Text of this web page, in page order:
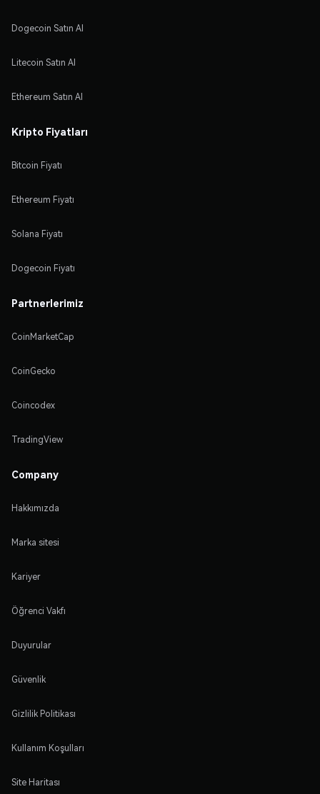
Dogecoin Satın Al
Litecoin Satın Al
Ethereum Satın Al
Kripto Fiyatları
Bitcoin Fiyatı
Ethereum Fiyatı
Solana Fiyatı
Dogecoin Fiyatı
Partnerlerimiz
CoinMarketCap
CoinGecko
Coincodex
TradingView
Company
Hakkımızda
Marka sitesi
Kariyer
Öğrenci Vakfı
Duyurular
Güvenlik
Gizlilik Politikası
Kullanım Koşulları
Site Haritası